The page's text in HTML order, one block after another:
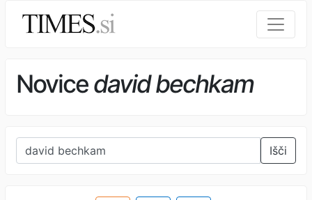
Novicedavid bechkam
Išči